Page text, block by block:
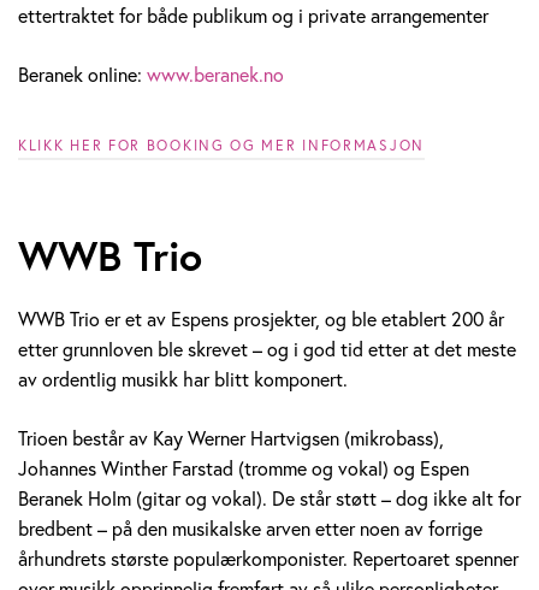
ettertraktet for både publikum og i private arrangementer
Beranek online: www.beranek.no
KLIKK HER FOR BOOKING OG MER INFORMASJON
WWB Trio
WWB Trio er et av Espens prosjekter, og ble etablert 200 år
etter grunnloven ble skrevet – og i god tid etter at det meste
av ordentlig musikk har blitt komponert.
Trioen består av Kay Werner Hartvigsen (mikrobass),
Johannes Winther Farstad (tromme og vokal) og Espen
Beranek Holm (gitar og vokal). De står støtt – dog ikke alt for
bredbent – på den musikalske arven etter noen av forrige
århundrets største populærkomponister. Repertoaret spenner